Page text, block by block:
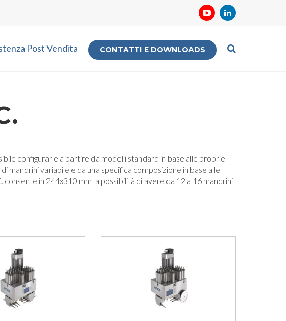
Post Vendita CONTATTI E DOWNLOADS
configurarle a partire da modelli standard in base alle proprie
mandrini variabile e da una specifica composizione in base alle
consente in 244x310 mm la possibilità di avere da 12 a 16 mandrini